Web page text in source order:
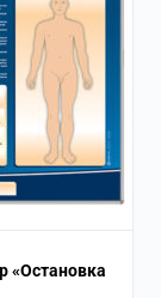
«Остановка